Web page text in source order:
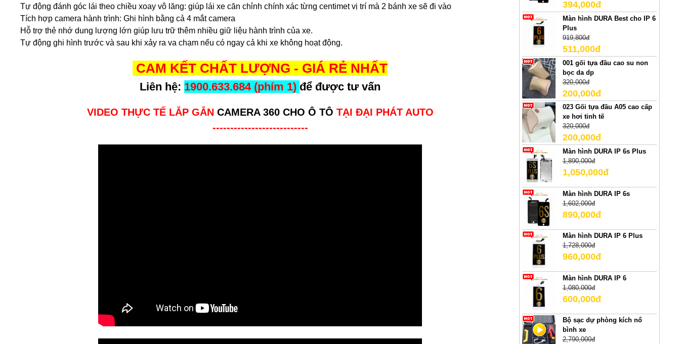
Tự động đánh góc lái theo chiều xoay vô lăng: giúp lái xe căn chỉnh chính xác từng centimet vị trí mà 2 bánh xe sẽ đi vào
Tích hợp camera hành trình: Ghi hình bằng cả 4 mắt camera
Hỗ trợ thẻ nhớ dung lượng lớn giúp lưu trữ thêm nhiều giữ liệu hành trình của xe.
Tự động ghi hình trước và sau khi xảy ra va chạm nếu có ngay cả khi xe không hoạt động.
CAM KẾT CHẤT LƯỢNG - GIÁ RẺ NHẤT
Liên hệ: 1900.633.684 (phím 1) để được tư vấn
VIDEO THỰC TẾ LẮP GẮN CAMERA 360 CHO Ô TÔ TẠI ĐẠI PHÁT AUTO
---------------------------
394,000đ
Màn hình DURA Best cho IP 6
Plus
919,800đ
511,000đ
001 gối tựa đầu cao su non
bọc da dp
320,000đ
200,000đ
023 Gối tựa đầu A05 cao cấp
xe hơi tinh tế
320,000đ
200,000đ
Màn hình DURA IP 6s Plus
1,890,000đ
1,050,000đ
Màn hình DURA IP 6s
1,602,000đ
890,000đ
Màn hình DURA IP 6 Plus
1,728,000đ
960,000đ
Màn hình DURA IP 6
1,080,000đ
600,000đ
Bộ sạc dự phòng kích nổ
bình xe
2,790,000đ